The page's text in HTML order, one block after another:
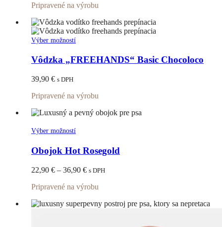
môžete
vybrať
na
stránke
produktu.
22,90 €
36,90 €
Pripravené na výrobu
Výber možnostíTento
má
viacero
si
môžete
vybrať
na
stránke
Vôdzka „FREEHANDS“ Basic Chocoloco
39,90 € s DPH
Pripravené na výrobu
Výber možnostíTento
má
viacero
variantov.
Možnosti
môžete
vybrať
Obojok Hot Rosegold
22,90 € – 36,90 €Price
22,90 €
36,90 €
s DPH
Pripravené na výrobu